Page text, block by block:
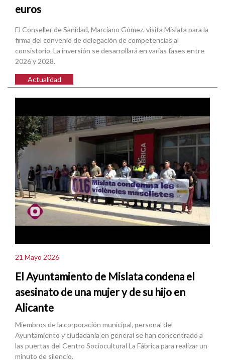
euros
El Conseller de Sanidad, Marciano Gómez, visita Mislata para la
firma del convenio de delegación de competencias al
consistorio. La inversión se desarrollará en varias fases entre
2026 y 2028.
Actualidad
21 Mayo 2026
El Ayuntamiento de Mislata condena el
asesinato de una mujer y de su hijo en
Alicante
Miembros de la corporación municipal, personal del
Ayuntamiento y ciudadanía en general se han concentrado a
las puertas del Centro Sociocultural La Fábrica para realizar un
minuto de silencio.